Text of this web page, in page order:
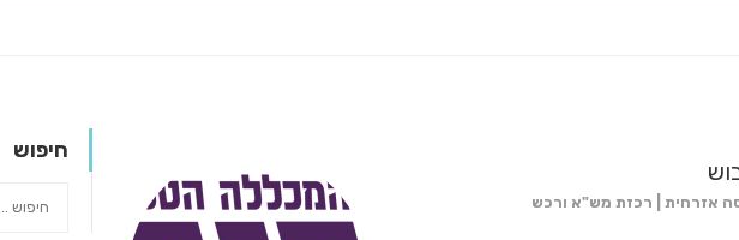
אזרחית | רכזת מש"א ורכש
חיפוש